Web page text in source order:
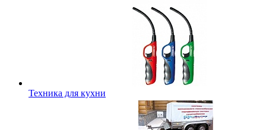
Техника для кухни